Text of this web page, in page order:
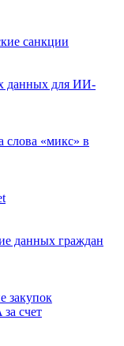
санкции
данных для ИИ-
слова «микс» в
данных граждан
закупок
счет